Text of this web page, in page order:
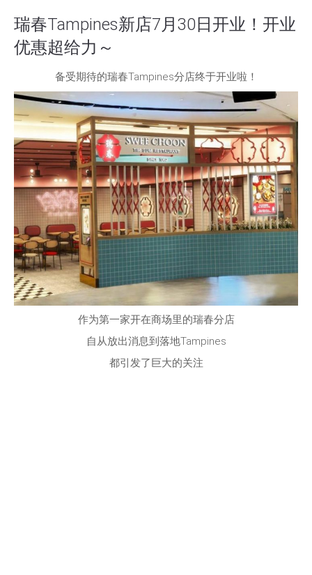
瑞春Tampines新店7月30日开业！开业
优惠超给力～
备受期待的瑞春Tampines分店终于开业啦！
作为第一家开在商场里的瑞春分店
自从放出消息到落地Tampines
都引发了巨大的关注